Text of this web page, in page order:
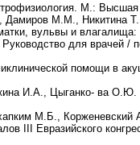
М.:
Дамиров М.М.,
вульвы и
Руководство для врачей
помощи в
И.А., Цыганко- ва О.Ю
М.Б., Корженевский
III Евразийского